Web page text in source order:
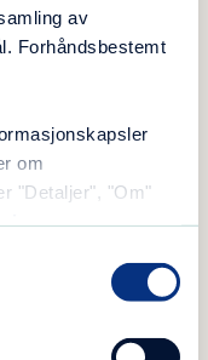
av
Forhåndsbestemt
om
"Detaljer", "Om"
du
du